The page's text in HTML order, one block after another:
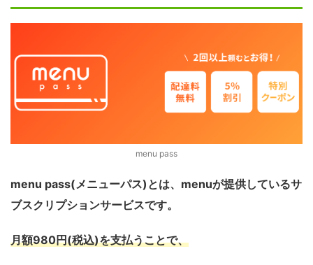
menu pass
menu pass(メニューパス)とは、menuが提供しているサ
ブスクリプションサービスです。
月額980円(税込)を支払うことで、